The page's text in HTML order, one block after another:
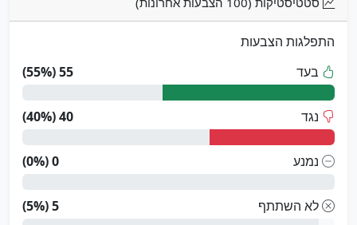
התפלגות הצבעות
בעד
55 (55%)
נגד 40 (40%)
נמנע 0 (0%)
לא השתתף 5 (5%)